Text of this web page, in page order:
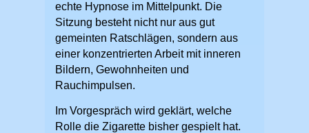
echte Hypnose im Mittelpunkt. Die
Sitzung besteht nicht nur aus gut
gemeinten Ratschlägen, sondern aus
einer konzentrierten Arbeit mit inneren
Bildern, Gewohnheiten und
Rauchimpulsen.
Im Vorgespräch wird geklärt, welche
Rolle die Zigarette bisher gespielt hat.